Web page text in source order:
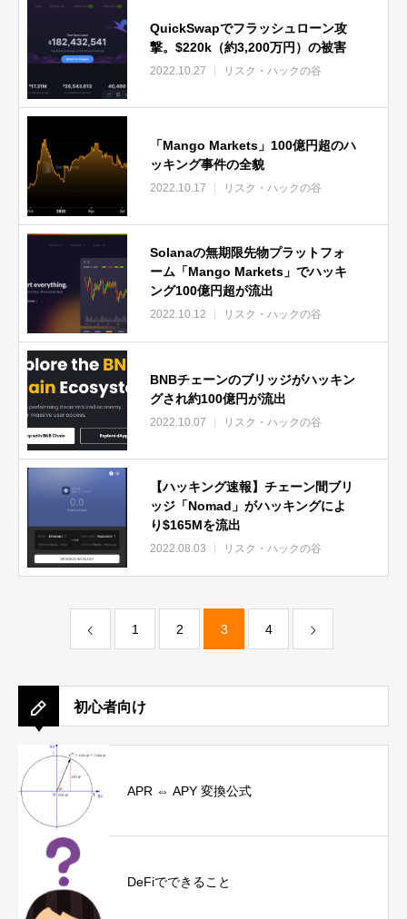
QuickSwapでフラッシュローン攻
撃。$220k（約3,200万円）の被害
2022.10.27 リスク・ハックの谷
「Mango Markets」100億円超のハ
ッキング事件の全貌
2022.10.17 リスク・ハックの谷
Solanaの無期限先物プラットフォ
ーム「Mango Markets」でハッキ
ング100億円超が流出
2022.10.12 リスク・ハックの谷
BNBチェーンのブリッジがハッキン
グされ約100億円が流出
2022.10.07 リスク・ハックの谷
【ハッキング速報】チェーン間ブリ
ッジ「Nomad」がハッキングによ
り$165Mを流出
2022.08.03 リスク・ハックの谷
1 2 3 4
初心者向け
APR ⇔ APY 変換公式
DeFiでできること